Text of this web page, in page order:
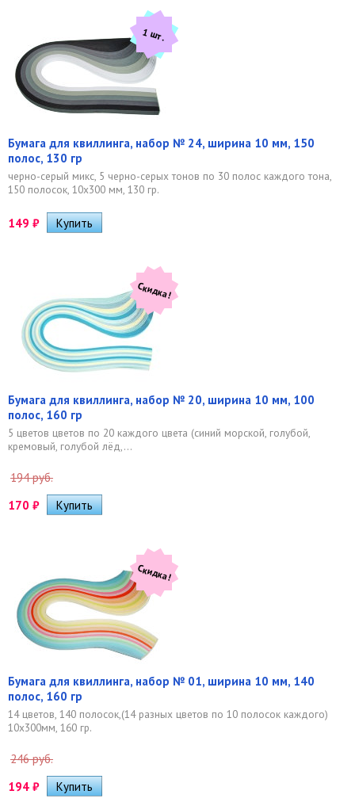
1 шт.
Бумага для квиллинга, набор № 24, ширина 10 мм, 150
полос, 130 гр
черно-серый микс, 5 черно-серых тонов по 30 полос каждого тона,
150 полосок, 10х300 мм, 130 гр.
149 ₽
Скидка!
Бумага для квиллинга, набор № 20, ширина 10 мм, 100
полос, 160 гр
5 цветов цветов по 20 каждого цвета (синий морской, голубой,
кремовый, голубой лёд,...
194 руб.
170 ₽
Скидка!
Бумага для квиллинга, набор № 01, ширина 10 мм, 140
полос, 160 гр
14 цветов, 140 полосок,(14 разных цветов по 10 полосок каждого)
10х300мм, 160 гр.
246 руб.
194 ₽